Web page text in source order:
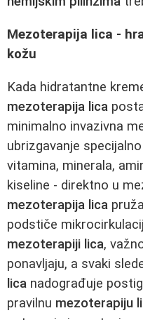
Mezoterapija lica -
kožu
Kada hidratantne
mezoterapija lica
minimalno invazivna
ubrizgavanje
vitamina, minerala,
kiseline - direktno u
mezoterapija lica
podstiče
mezoterapiji lica,
ponavljaju, a svaki
lica nadograđuje
pravilnu mezoterapiju